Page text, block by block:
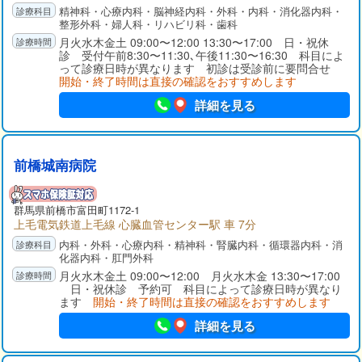
チーム医療で、急性期から慢性期、さらには在宅看護までバッ
クアップ致します。精神科医以外に内科、外科、整形（リハビ
リテーション）医が連携して対応しています。うつ病治療や認
知症治療もご相談ください。
精神科・心療内科・脳神経内科・外科・内科・消化器内科・
整形外科・婦人科・リハビリ科・歯科
月火水木金土 09:00〜12:00 13:30〜17:00 日・祝休
診 受付午前8:30〜11:30､午後11:30〜16:30 科目によ
って診療日時が異なります 初診は受診前に要問合せ
開始・終了時間は直接の確認をおすすめします
詳細を見る
前橋城南病院
群馬県前橋市富田町1172-1
上毛電気鉄道上毛線 心臓血管センター駅 車 7分
内科・外科・心療内科・精神科・腎臓内科・循環器内科・消
化器内科・肛門外科
月火水木金土 09:00〜12:00 月火水木金 13:30〜17:00
日・祝休診 予約可 科目によって診療日時が異なり
ます 開始・終了時間は直接の確認をおすすめします
詳細を見る